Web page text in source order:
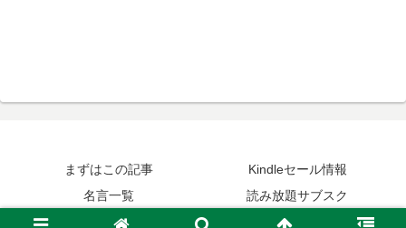
まずはこの記事
Kindleセール情報
名言一覧
読み放題サブスク